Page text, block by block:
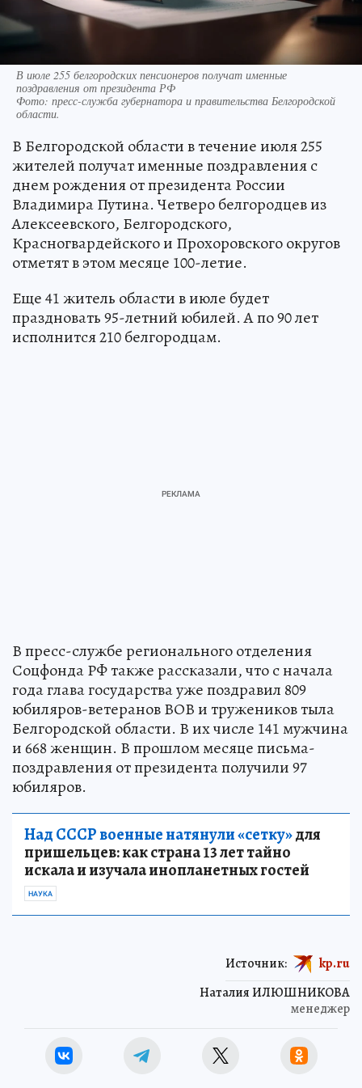
В июле 255 белгородских пенсионеров получат именные
поздравления от президента РФ
Фото: пресс-служба губернатора и правительства Белгородской
области.
В Белгородской области в течение июля 255
жителей получат именные поздравления с
днем рождения от президента России
Владимира Путина. Четверо белгородцев из
Алексеевского, Белгородского,
Красногвардейского и Прохоровского округов
отметят в этом месяце 100-летие.
Еще 41 житель области в июле будет
праздновать 95-летний юбилей. А по 90 лет
исполнится 210 белгородцам.
В пресс-службе регионального отделения
Соцфонда РФ также рассказали, что с начала
года глава государства уже поздравил 809
юбиляров-ветеранов ВОВ и тружеников тыла
Белгородской области. В их числе 141 мужчина
и 668 женщин. В прошлом месяце письма-
поздравления от президента получили 97
юбиляров.
Над СССР военные натянули «сетку»для
пришельцев: как страна 13 лет тайно
искала и изучала инопланетных гостей
НАУКА
Наталия ИЛЮШНИКОВА
менеджер
Источник: kp.ru